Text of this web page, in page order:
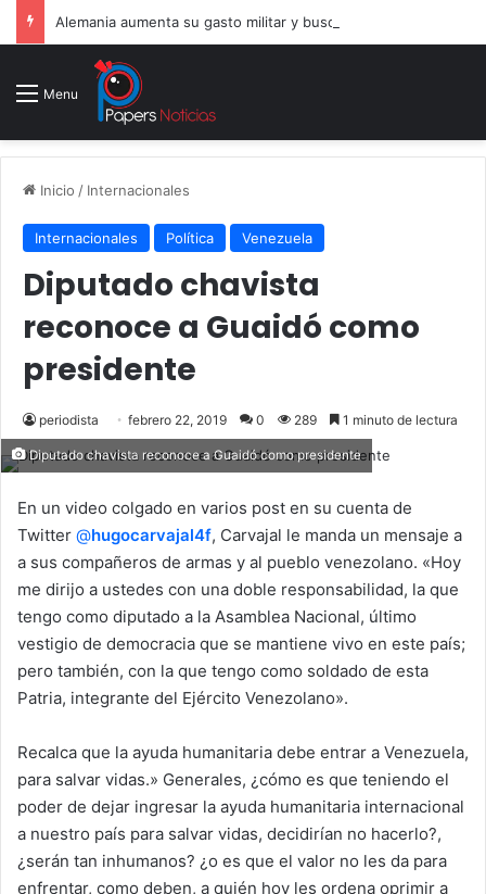
Menu
Inicio / Internacionales
Internacionales Política Venezuela
Diputado chavista
reconoce a Guaidó como
presidente
periodista febrero 22, 2019 0 289 1 minuto de lectura
Diputado chavista reconoce a Guaidó como presidente
En un video colgado en varios post en su cuenta de
Twitter @hugocarvajal4f, Carvajal le manda un mensaje a
a sus compañeros de armas y al pueblo venezolano. «Hoy
me dirijo a ustedes con una doble responsabilidad, la que
tengo como diputado a la Asamblea Nacional, último
vestigio de democracia que se mantiene vivo en este país;
pero también, con la que tengo como soldado de esta
Patria, integrante del Ejército Venezolano».
Recalca que la ayuda humanitaria debe entrar a Venezuela,
para salvar vidas.» Generales, ¿cómo es que teniendo el
poder de dejar ingresar la ayuda humanitaria internacional
a nuestro país para salvar vidas, decidirían no hacerlo?,
¿serán tan inhumanos? ¿o es que el valor no les da para
enfrentar, como deben, a quién hoy les ordena oprimir a